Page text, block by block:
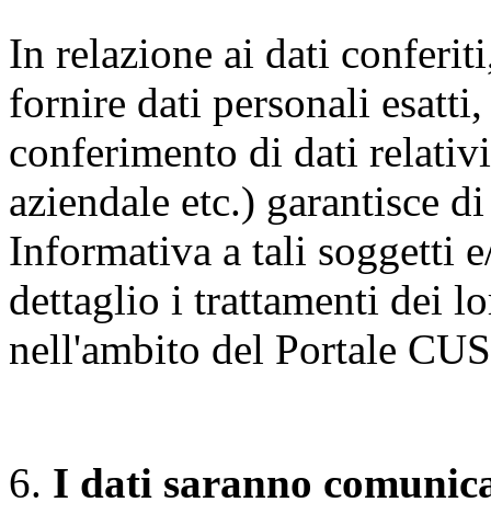
In relazione ai dati
fornire dati personali
conferimento di dati
aziendale etc.) garantisce
Informativa a tali soggetti
dettaglio i trattamenti dei
nell'ambito del Portale
I dati saranno